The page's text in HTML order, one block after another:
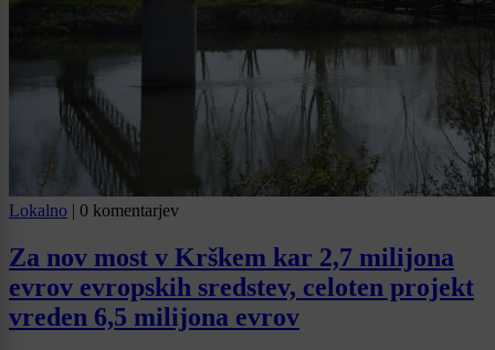
Lokalno | 0 komentarjev
Za nov most v Krškem kar 2,7 milijona
evrov evropskih sredstev, celoten projekt
vreden 6,5 milijona evrov